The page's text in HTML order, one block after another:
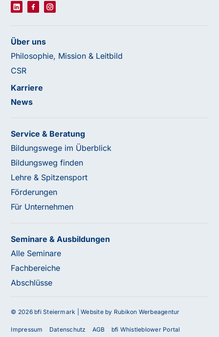
Über uns
Philosophie, Mission & Leitbild
CSR
Karriere
News
Service & Beratung
Bildungswege im Überblick
Bildungsweg finden
Lehre & Spitzensport
Förderungen
Für Unternehmen
Seminare & Ausbildungen
Alle Seminare
Fachbereiche
Abschlüsse
© 2026 bfi Steiermark |Website by Rubikon Werbeagentur
Impressum Datenschutz AGB bfi Whistleblower Portal